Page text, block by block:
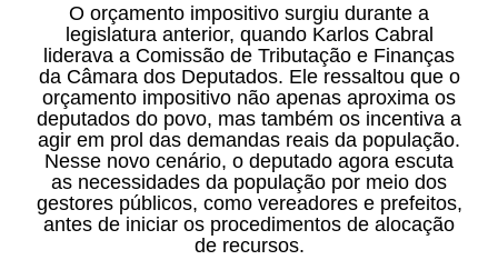
O orçamento impositivo surgiu durante a
legislatura anterior, quando Karlos Cabral
liderava a Comissão de Tributação e Finanças
da Câmara dos Deputados. Ele ressaltou que o
orçamento impositivo não apenas aproxima os
deputados do povo, mas também os incentiva a
agir em prol das demandas reais da população.
Nesse novo cenário, o deputado agora escuta
as necessidades da população por meio dos
gestores públicos, como vereadores e prefeitos,
antes de iniciar os procedimentos de alocação
de recursos.